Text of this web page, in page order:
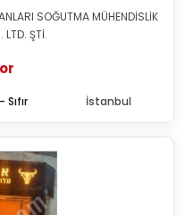
SOĞUTMA MÜHENDİSLİK
LTD. ŞTİ.
Sıfır İstanbul